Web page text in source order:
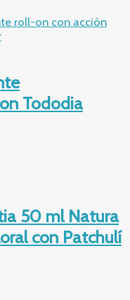
Tododia
50 ml Natura
con Patchulí